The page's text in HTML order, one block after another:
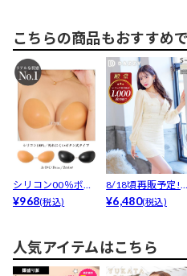
こちらの商品もおすすめ
シリコン00％ボタ
ン式ヌードブラ
¥968(税込)
8/18頃再販予定!
【累計販売100...
¥6,480(税込)
人気アイテムはこちら